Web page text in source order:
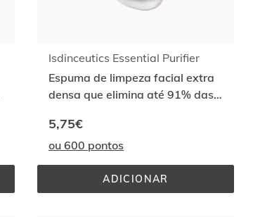
Isdinceutics Essential Purifier
Espuma de limpeza facial extra
densa que elimina até 91% das
5,75€
ou 600 pontos
ADICIONARISDINCEUTICS
ESSENTIAL